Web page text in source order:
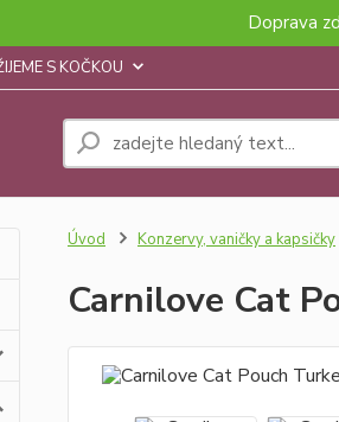
Doprava
S KOČKOU
Úvod Konzervy, vaničky a kapsičky
Carnilove Cat